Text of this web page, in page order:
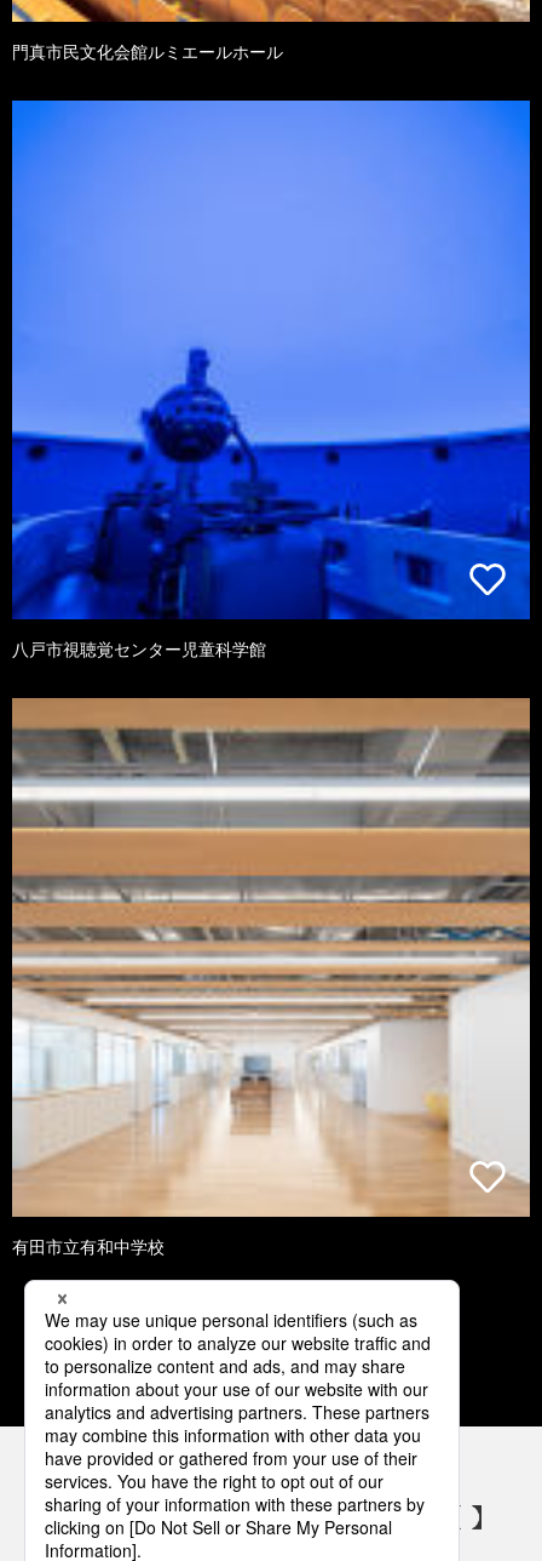
門真市民文化会館ルミエールホール
八戸市視聴覚センター児童科学館
有田市立有和中学校
1 2 3 4 5
パナソニックの電気設備 SNSアカウント